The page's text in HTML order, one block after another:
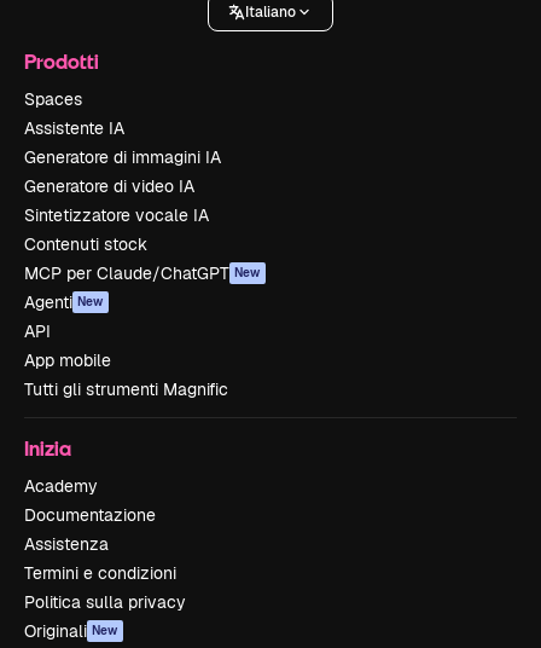
Italiano
Prodotti
Spaces
Assistente IA
Generatore di immagini IA
Generatore di video IA
Sintetizzatore vocale IA
Contenuti stock
MCP per Claude/ChatGPT New
Agenti New
API
App mobile
Tutti gli strumenti Magnific
Inizia
Academy
Documentazione
Assistenza
Termini e condizioni
Politica sulla privacy
Originali New